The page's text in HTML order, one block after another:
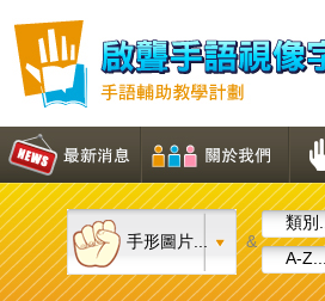
手形圖片... &
類別...
A-Z...